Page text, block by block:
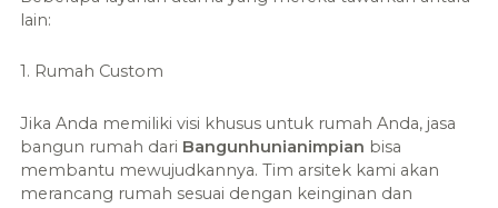
lain:
1. Rumah Custom
Jika Anda memiliki visi khusus untuk rumah Anda, jasa
bangun rumah dari Bangunhunianimpian bisa
membantu mewujudkannya. Tim arsitek kami akan
merancang rumah sesuai dengan keinginan dan